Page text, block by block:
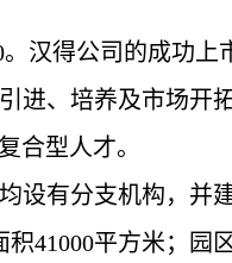
。 汉得公司的成功上
进、培养及市场开
合型人才。
设有分支机构，并
积41000平方米；园